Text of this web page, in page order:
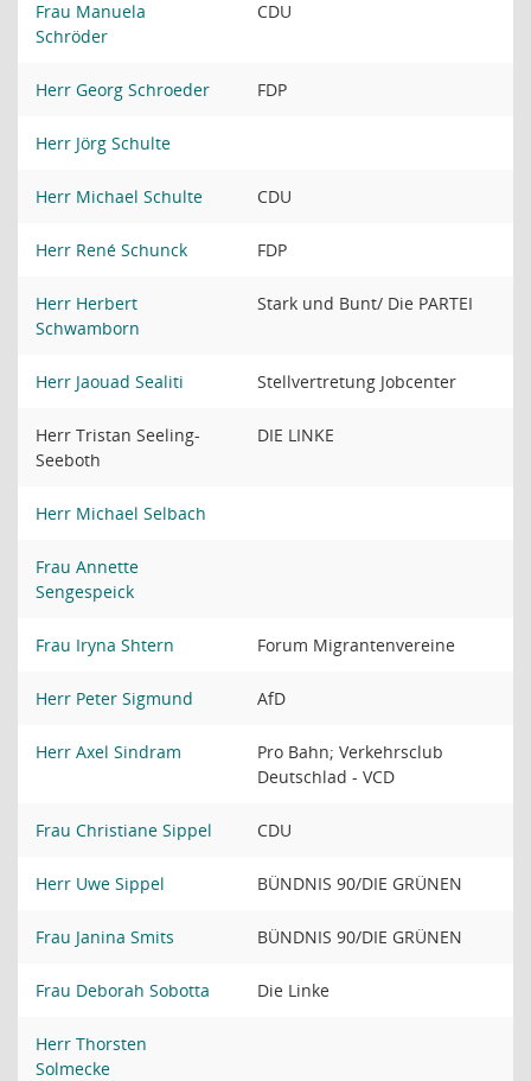
Frau Manuela
Schröder
CDU
Herr Georg Schroeder FDP
Herr Jörg Schulte
Herr Michael Schulte CDU
Herr René Schunck FDP
Herr Herbert
Schwamborn
Stark und Bunt/ Die PARTEI
Herr Jaouad Sealiti Stellvertretung Jobcenter
Herr Tristan Seeling-
Seeboth
DIE LINKE
Herr Michael Selbach
Frau Annette
Sengespeick
Frau Iryna Shtern Forum Migrantenvereine
Herr Peter Sigmund AfD
Herr Axel Sindram
Pro Bahn; Verkehrsclub
Deutschlad - VCD
Frau Christiane Sippel CDU
Herr Uwe Sippel BÜNDNIS 90/DIE GRÜNEN
Frau Janina Smits BÜNDNIS 90/DIE GRÜNEN
Frau Deborah Sobotta Die Linke
Herr Thorsten
Solmecke